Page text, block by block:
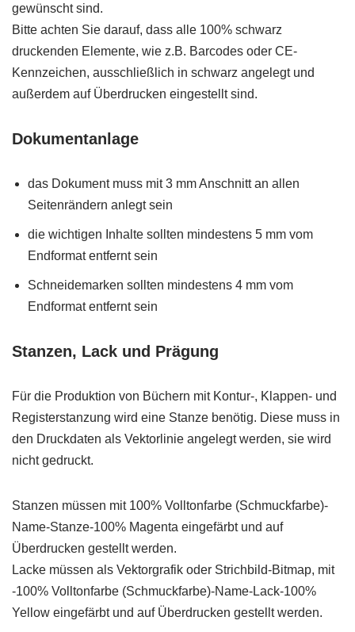
gewünscht sind.
Bitte achten Sie darauf, dass alle 100% schwarz
druckenden Elemente, wie z.B. Barcodes oder CE-
Kennzeichen, ausschließlich in schwarz angelegt und
außerdem auf Überdrucken eingestellt sind.
Dokumentanlage
das Dokument muss mit 3 mm Anschnitt an allen
Seitenrändern anlegt sein
die wichtigen Inhalte sollten mindestens 5 mm vom
Endformat entfernt sein
Schneidemarken sollten mindestens 4 mm vom
Endformat entfernt sein
Stanzen, Lack und Prägung
Für die Produktion von Büchern mit Kontur-, Klappen- und
Registerstanzung wird eine Stanze benötig. Diese muss in
den Druckdaten als Vektorlinie angelegt werden, sie wird
nicht gedruckt.
Stanzen müssen mit 100% Volltonfarbe (Schmuckfarbe)-
Name-Stanze-100% Magenta eingefärbt und auf
Überdrucken gestellt werden.
Lacke müssen als Vektorgrafik oder Strichbild-Bitmap, mit
-100% Volltonfarbe (Schmuckfarbe)-Name-Lack-100%
Yellow eingefärbt und auf Überdrucken gestellt werden.